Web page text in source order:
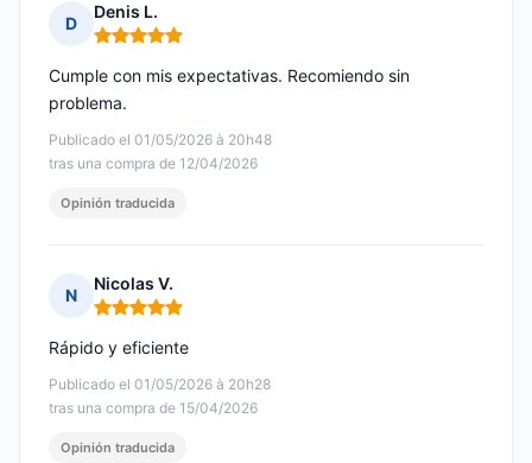
D
Denis L.
Nota: 5 de 5
Publicado el 01/05/2026 à 20h48
tras una compra de 12/04/2026
Cumple con mis expectativas. Recomiendo sin
problema.
Opinión traducida
N
Nicolas V.
Nota: 5 de 5
Publicado el 01/05/2026 à 20h28
tras una compra de 15/04/2026
Rápido y eficiente
Opinión traducida